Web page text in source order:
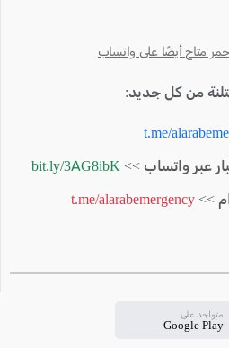
متاح أيضًا على واتساب
من كل جديد:
t.me/
عبر واتساب >> bit.ly/3AG8ibK
>>
t.me/alarabemergency
متواجد على
Google Play